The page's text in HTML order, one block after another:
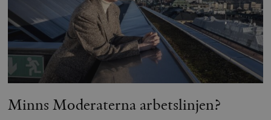
Minns Moderaterna arbetslinjen?